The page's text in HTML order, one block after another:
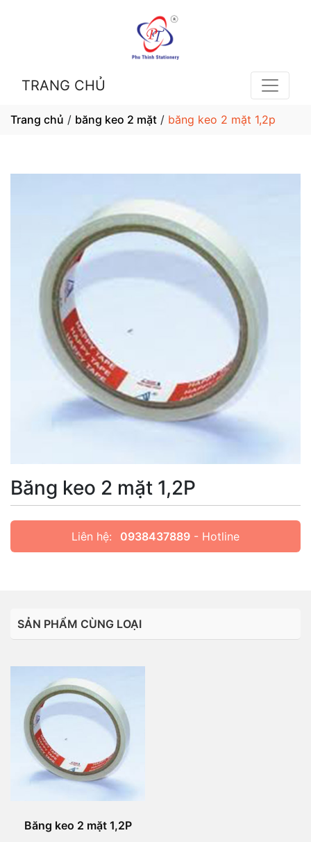
TRANG CHỦ
Trang chủ / băng keo 2 mặt / băng keo 2 mặt 1,2p
Băng keo 2 mặt 1,2P
Liên hệ: 0938437889 - Hotline
SẢN PHẨM CÙNG LOẠI
Băng keo 2 mặt 1,2P